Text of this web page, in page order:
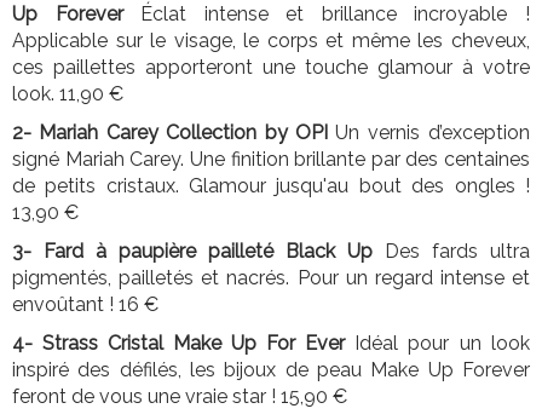
Up Forever Éclat intense et brillance incroyable !
Applicable sur le visage, le corps et même les cheveux,
ces paillettes apporteront une touche glamour à votre
look. 11,90 €
2- Mariah Carey Collection by OPI
signé Mariah Carey. Une finition brillante par des centaines
de petits cristaux. Glamour jusqu'au bout des ongles !
13,90 €
3- Fard à paupière pailleté Black Up Des fards ultra
pigmentés, pailletés et nacrés. Pour un regard intense et
envoûtant ! 16 €
4- Strass Cristal Make Up For Ever Idéal pour un look
inspiré des défilés, les bijoux de peau Make Up Forever
feront de vous une vraie star ! 15,90 €